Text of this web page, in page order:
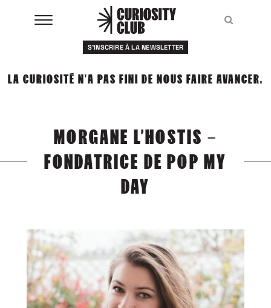
S'INSCRIRE À LA NEWSLETTER
LA CURIOSITÉ N'A PAS FINI DE NOUS FAIRE AVANCER.
MORGANE L’HOSTIS –
FONDATRICE DE POP MY
DAY